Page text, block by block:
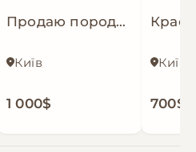
Продаю породистих Мальтіпу з усіма документами
Київ
1 000$
Київ
700$